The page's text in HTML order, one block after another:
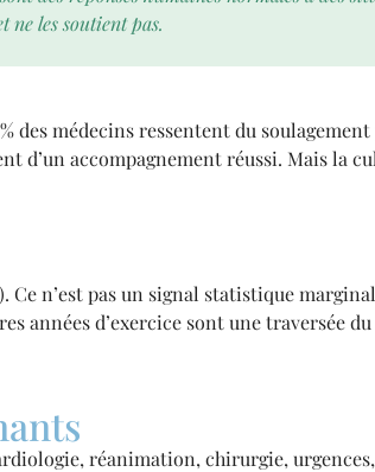
ne les soutient pas.
des médecins ressentent du
d’un accompagnement réussi. Mais la
n’est pas un signal statistique
années d’exercice sont une traversée
réanimation, chirurgie, urgences,